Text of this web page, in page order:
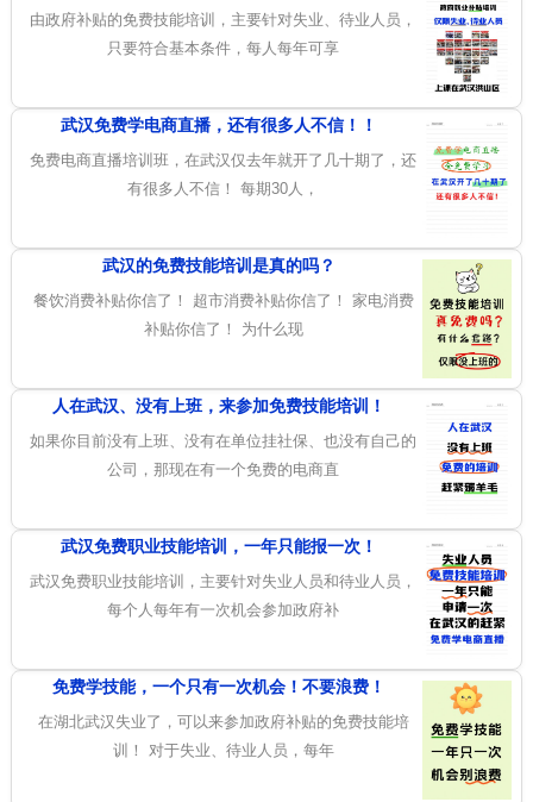
由政府补贴的免费技能培训，主要针对失业、待业人员，
只要符合基本条件，每人每年可享
武汉免费学电商直播，还有很多人不信！！
免费电商直播培训班，在武汉仅去年就开了几十期了，还
有很多人不信！ 每期30人，
武汉的免费技能培训是真的吗？
餐饮消费补贴你信了！ 超市消费补贴你信了！ 家电消费
补贴你信了！ 为什么现
人在武汉、没有上班，来参加免费技能培训！
如果你目前没有上班、没有在单位挂社保、也没有自己的
公司，那现在有一个免费的电商直
武汉免费职业技能培训，一年只能报一次！
武汉免费职业技能培训，主要针对失业人员和待业人员，
每个人每年有一次机会参加政府补
免费学技能，一个只有一次机会！不要浪费！
在湖北武汉失业了，可以来参加政府补贴的免费技能培
训！ 对于失业、待业人员，每年